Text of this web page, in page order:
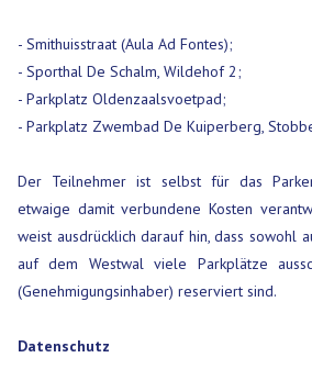
- Smithuisstraat (Aula Ad Fontes);
- Sporthal De Schalm, Wildehof 2;
- Parkplatz Oldenzaalsvoetpad;
- Parkplatz Zwembad De Kuiperberg,
Der Teilnehmer ist selbst für das
etwaige damit verbundene Kosten
weist ausdrücklich darauf hin, dass sowohl
auf dem Westwal viele Parkplätze
(Genehmigungsinhaber) reserviert sind.
Datenschutz